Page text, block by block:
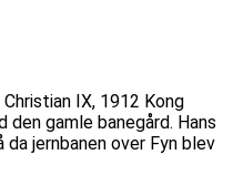
IX, 1912 Kong
gamle banegård. Hans
jernbanen over Fyn blev